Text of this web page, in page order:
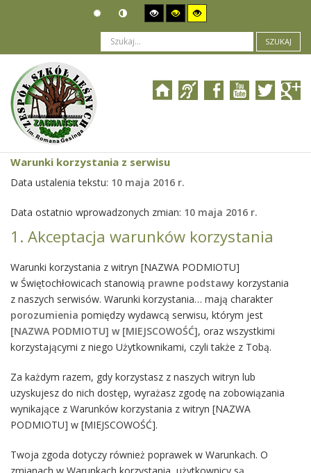
SZUKAJ
Jesteś tutaj: Warunki korzystania z serwisu
Warunki korzystania z serwisu
Data ustalenia tekstu: 10 maja 2016 r.
Data ostatnio wprowadzonych zmian: 10 maja 2016 r.
1. Akceptacja warunków korzystania
Warunki korzystania z witryn [NAZWA PODMIOTU]
w Świętochłowicach stanowią prawne podstawy korzystania
z naszych serwisów. Warunki korzystania… mają charakter
porozumienia pomiędzy wydawcą serwisu, którym jest
[NAZWA PODMIOTU] w [MIEJSCOWOŚĆ], oraz wszystkimi
korzystającymi z niego Użytkownikami, czyli także z Tobą.
Za każdym razem, gdy korzystasz z naszych witryn lub
uzyskujesz do nich dostęp, wyrażasz zgodę na zobowiązania
wynikające z Warunków korzystania z witryn [NAZWA
PODMIOTU] w [MIEJSCOWOŚĆ].
Twoja zgoda dotyczy również poprawek w Warunkach. O